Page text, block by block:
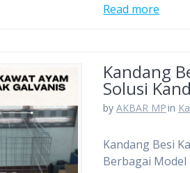
Read more
Kandang
Solusi
byAKBAR MPin
Kandang Besi
Berbagai Model